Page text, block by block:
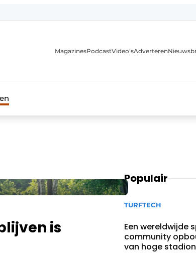
MagazinesPodcastVideo’sAdverteren
is
Populair
TURFTECH
Een wereldwijde
community
van hoge